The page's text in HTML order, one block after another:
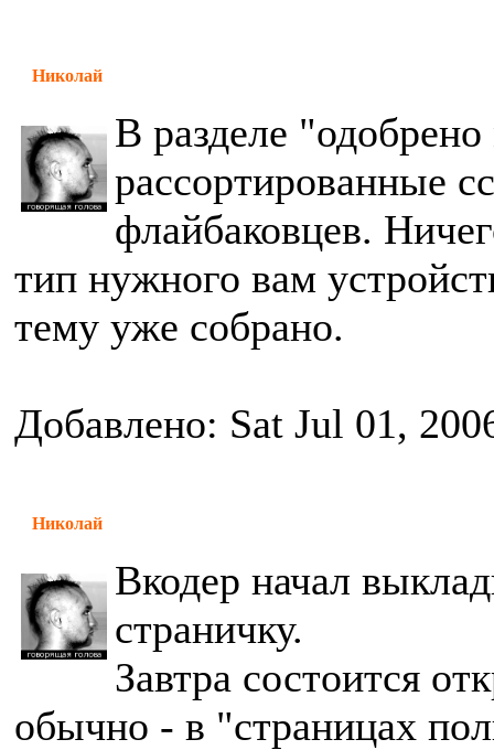
Николай
В разделе
рассортированные
флайбаковцев.
тип нужного вам
тему уже собрано.
Добавлено: Sat Jul 01,
Николай
Вкодер начал
страничку.
Завтра состоится
обычно - в "страницах